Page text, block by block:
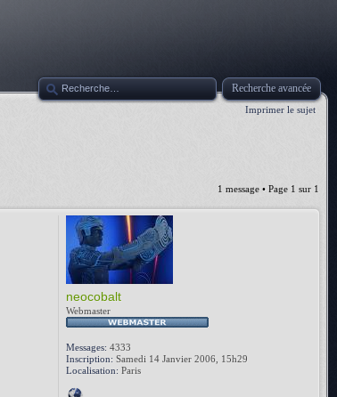
Recherche avancée
Imprimer le sujet
1 message • Page 1 sur 1
neocobalt
Webmaster
Messages: 4333
Inscription: Samedi 14 Janvier 2006, 15h29
Localisation: Paris